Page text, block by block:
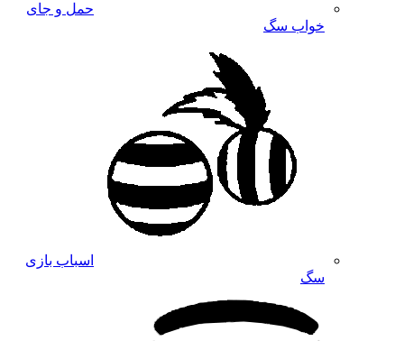
حمل و جای
خواب سگ
اسباب بازی
سگ